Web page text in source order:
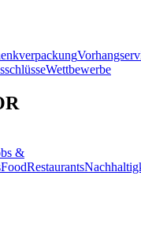
Wettbewerbe
&
FoodRestaurants